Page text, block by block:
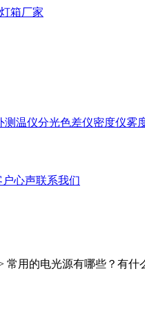
测温仪分光色差仪密度仪雾
户心声联系我们
常用的电光源有哪些？有什